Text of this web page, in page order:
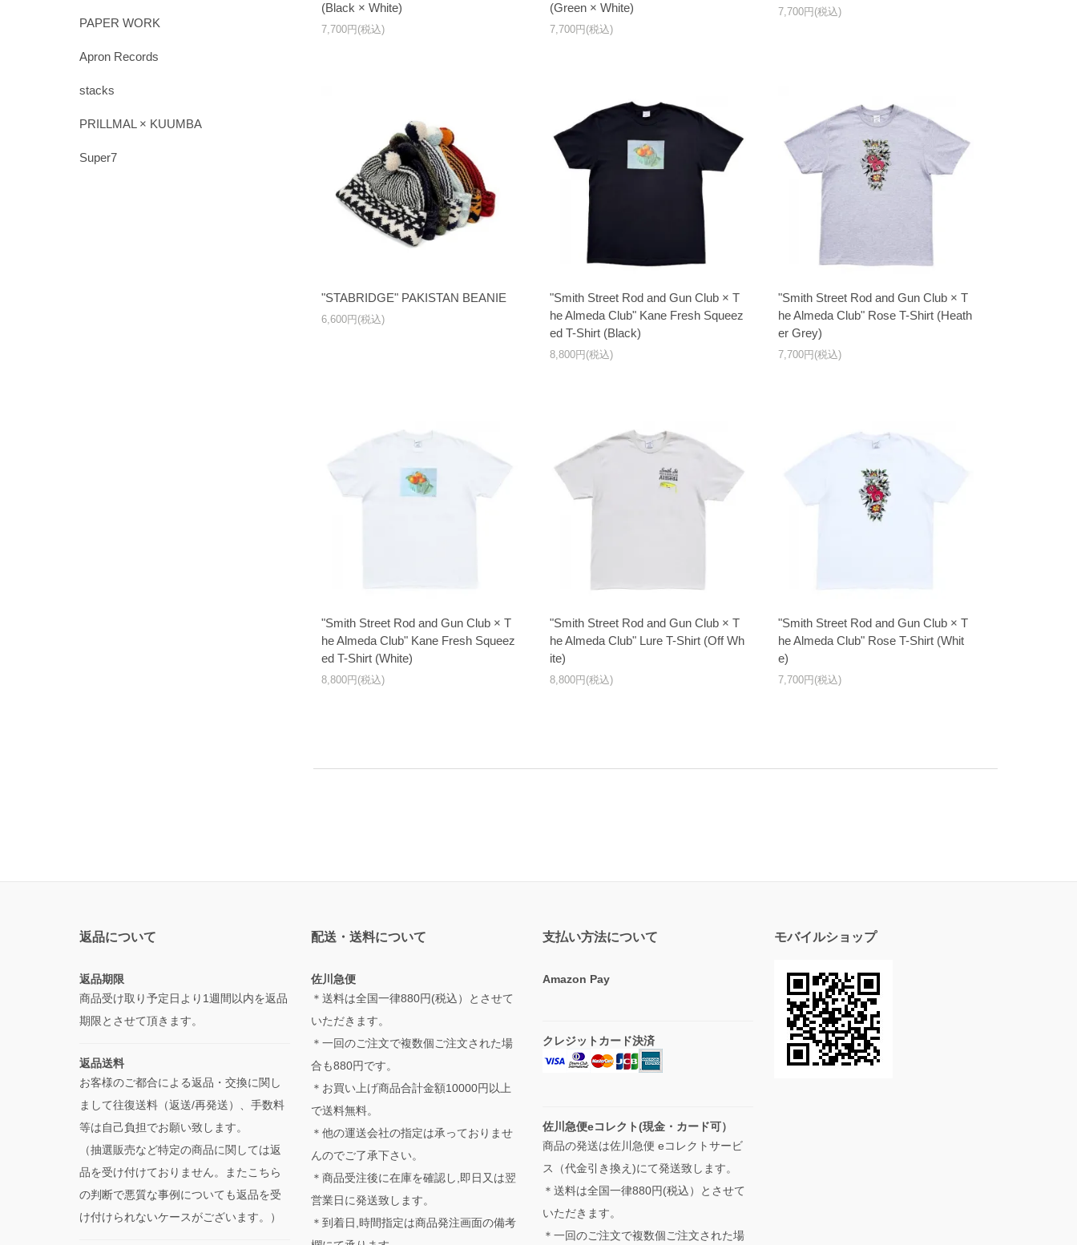
(Black × White)
7,700円(税込)
(Green × White)
7,700円(税込)
7,700円(税込)
"STABRIDGE" PAKISTAN BEANIE
6,600円(税込)
"Smith Street Rod and Gun Club × T
he Almeda Club" Kane Fresh Squeez
ed T-Shirt (Black)
8,800円(税込)
"Smith Street Rod and Gun Club × T
he Almeda Club" Rose T-Shirt (Heath
er Grey)
7,700円(税込)
"Smith Street Rod and Gun Club × T
he Almeda Club" Kane Fresh Squeez
ed T-Shirt (White)
8,800円(税込)
"Smith Street Rod and Gun Club × T
he Almeda Club" Lure T-Shirt (Off Wh
ite)
8,800円(税込)
"Smith Street Rod and Gun Club × T
he Almeda Club" Rose T-Shirt (Whit
e)
7,700円(税込)
PAPER WORK
Apron Records
stacks
PRILLMAL × KUUMBA
Super7
返品について
返品期限
商品受け取り予定日より1週間以内を返品
期限とさせて頂きます。
返品送料
お客様のご都合による返品・交換に関し
まして往復送料（返送/再発送）、手数料
等は自己負担でお願い致します。
（抽選販売など特定の商品に関しては返
品を受け付けておりません。またこちら
の判断で悪質な事例についても返品を受
け付けられないケースがございます。）
配送・送料について
佐川急便
＊送料は全国一律880円(税込）とさせて
いただきます。
＊一回のご注文で複数個ご注文された場
合も880円です。
＊お買い上げ商品合計金額10000円以上
で送料無料。
＊他の運送会社の指定は承っておりませ
んのでご了承下さい。
＊商品受注後に在庫を確認し,即日又は翌
営業日に発送致します。
＊到着日,時間指定は商品発注画面の備考
支払い方法について
Amazon Pay
クレジットカード決済
佐川急便eコレクト(現金・カード可）
商品の発送は佐川急便 eコレクトサービ
ス（代金引き換え)にて発送致します。
＊送料は全国一律880円(税込）とさせて
いただきます。
＊一回のご注文で複数個ご注文された場
モバイルショップ